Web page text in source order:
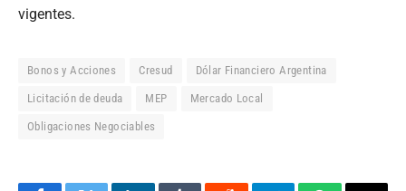
vigentes.
Bonos y Acciones Cresud Dólar Financiero Argentina
Licitación de deuda MEP Mercado Local
Obligaciones Negociables